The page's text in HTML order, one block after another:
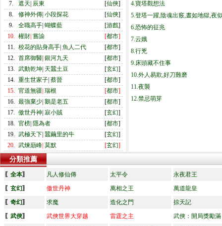
7.
遮天 辰東 [仙俠]
8.
修神外傳 小段探花 [仙俠]
9.
全職高手 蝴蝶藍 [游戲]
10. 權財 嘗諭 [都市]
11. 校花的貼身高手 魚人二代 [都市]
12. 首席御醫 銀河九天 [都市]
13. 武動乾坤 天蠶土豆 [玄幻]
14. 重生世家子 蔡晉 [都市]
15. 官道無疆 瑞根 [都市]
16. 最強棄少 鵝是老五 [都市]
17. 傲世丹神 寂小賊 [玄幻]
18. 官榜 隱為者 [都市]
19. 武極天下 蠶繭里的牛 [玄幻]
20. 武煉巔峰 莫默 [玄幻]
4.寶塔觀想法
5.登塔一躍,陰魂出竅,晝如地獄,夜
6.恐怖的征兆
7.云娥
8.行兇
9.床頭藏不住事
10.外人易欺,好刀難磨
11.夜襲
12.禁忌萌芽
分類推薦
〖 全本〗 凡人修仙傳 太平令
永夜君王
〖 玄幻〗 傲世丹神 萬相之王
萬道龍皇
〖 奇幻〗 求魔 造化之門
掠天記
〖 武俠〗 武俠世界大穿越 雷霆之主
武俠：開局獎勵滿